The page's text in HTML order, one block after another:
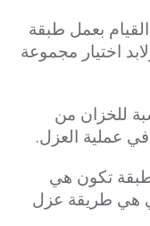
بعمل طبقة
اختيار مجموعة
للخزان من
في عملية العزل.
تكون هي
هي طريقة عزل